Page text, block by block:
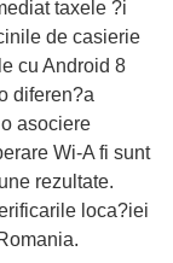
taxele ?i
de casierie
cu Android 8
diferen?a
asociere
Wi-A fi sunt
rezultate.
loca?iei